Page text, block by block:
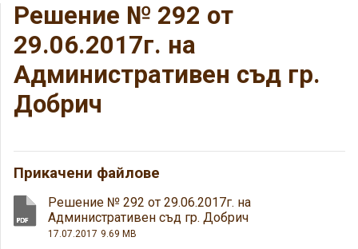
Решение № 292 от
29.06.2017г. на
Административен съд гр.
Добрич
Прикачени файлове
Решение № 292 от 29.06.2017г. на
Административен съд гр. Добрич
17.07.2017 9.69 MB